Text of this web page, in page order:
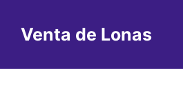
contenido
Venta de Lonas